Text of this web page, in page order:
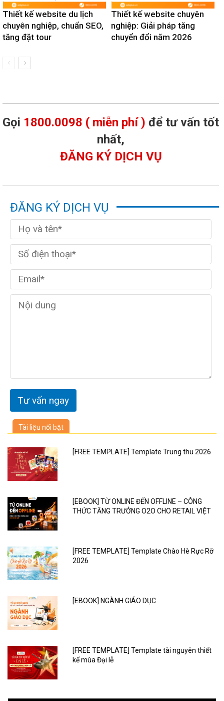
Thiết kế website du lịch
chuyên nghiệp, chuẩn SEO,
tăng đặt tour
Thiết kế website chuyên
nghiệp: Giải pháp tăng
chuyển đổi năm 2026
Gọi 1800.0098 ( miễn phí ) để tư vấn tốt
nhất,
ĐĂNG KÝ DỊCH VỤ
ĐĂNG KÝ DỊCH VỤ
Tài liệu nổi bật
[FREE TEMPLATE] Template Trung thu 2026
[EBOOK] TỪ ONLINE ĐẾN OFFLINE – CÔNG
THỨC TĂNG TRƯỞNG O2O CHO RETAIL VIỆT
[FREE TEMPLATE] Template Chào Hè Rực Rỡ
2026
[EBOOK] NGÀNH GIÁO DỤC
[FREE TEMPLATE] Template tài nguyên thiết
kế mùa Đại lễ